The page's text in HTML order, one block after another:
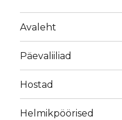
Avaleht
Päevaliiliad
Hostad
Helmikpöörised